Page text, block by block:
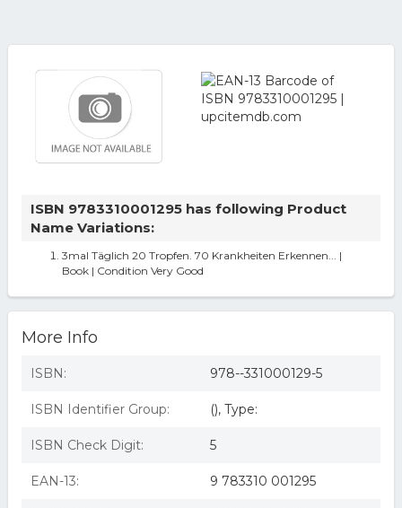
ISBN 9783310001295 has following Product
Name Variations:
3mal Täglich 20 Tropfen. 70 Krankheiten Erkennen... |
Book | Condition Very Good
More Info
ISBN: 978--331000129-5
ISBN Identifier Group: (), Type:
ISBN Check Digit: 5
EAN-13: 9 783310 001295